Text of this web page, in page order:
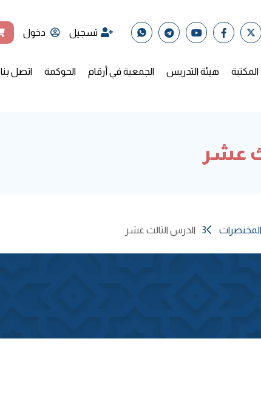
تسجيل دخول
المكتبة هيئة التدريس الجمعية في أرقام الحوكمة اتصل بنا
عشر
3 الدرس الثالث عشر